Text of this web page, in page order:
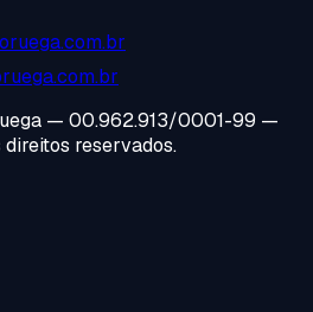
— 00.962.913/0001-99 —
direitos reservados.